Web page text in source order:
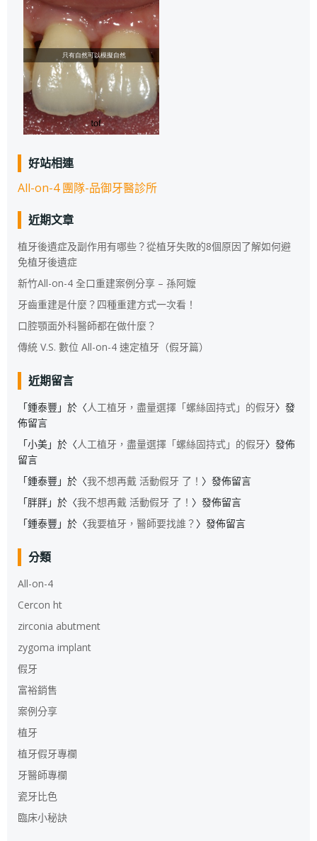
好站相連
All-on-4 團隊-品御牙醫診所
近期文章
植牙後遺症及副作用有哪些？從植牙失敗的8個原因了解如何避
免植牙後遺症
新竹All-on-4 全口重建案例分享 – 孫阿嬤
牙齒重建是什麼？四種重建方式一次看！
口腔顎面外科醫師都在做什麼？
傳統 V.S. 數位 All-on-4 速定植牙（假牙篇）
近期留言
「鍾泰豐 」於〈人工植牙，盡量選擇「螺絲固持式」的假牙〉發
佈留言
「小美」於〈人工植牙，盡量選擇「螺絲固持式」的假牙〉發佈
留言
「鍾泰豐 」於〈我不想再戴 活動假牙 了！ 〉發佈留言
「胖胖」於〈我不想再戴 活動假牙 了！ 〉發佈留言
「鍾泰豐 」於〈我要植牙，醫師要找誰？ 〉發佈留言
分類
All-on-4
Cercon ht
zirconia abutment
zygoma implant
假牙
富裕銷售
案例分享
植牙
植牙假牙專欄
牙醫師專欄
瓷牙比色
臨床小秘訣